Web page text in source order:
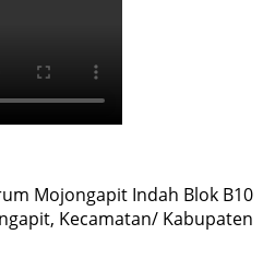
Mojongapit Indah Blok B10
Kecamatan/ Kabupaten